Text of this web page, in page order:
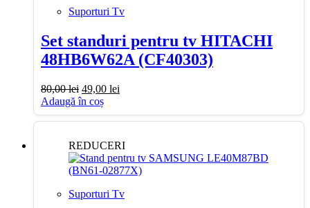
Suporturi Tv
Set standuri pentru tv HITACHI
48HB6W62A (CF40303)
80,00lei Prețul
inițial
a
fost:
49,00 lei
este:
49,00 lei.
Adaugă în coș
REDUCERI
Suporturi Tv